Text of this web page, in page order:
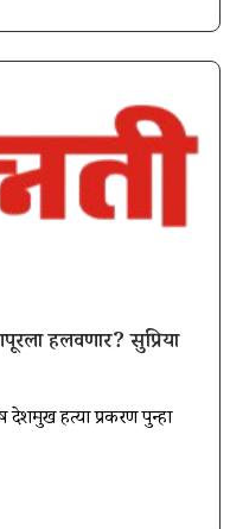
हलवणार? सुप्रिया
देशमुख हत्या प्रकरण पुन्हा